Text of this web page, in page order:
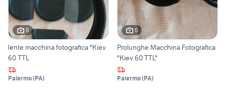
6
lente macchina fotografica "Kiev
60 TTL
Palermo(PA)
6
Prolunghe Macchina Fotografica
"Kiev 60 TTL"
Palermo(PA)